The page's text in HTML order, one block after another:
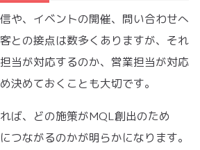
や、イベントの開催、問い合わせへ
との接点は数多くありますが、それ
当が対応するのか、営業担当が対応
決めておくことも大切です。
ば、どの施策がMQL創出のため
つながるのかが明らかになります。